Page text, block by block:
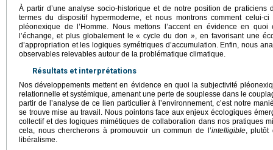
À partir d’une analyse socio-historique et de notre position de
termes du dispositif hypermoderne, et nous montrons comment celui-
pléonexique de l’Homme. Nous mettons l’accent en évidence en
l’échange, et plus globalement le « cycle du don », en favorisant une
d’appropriation et les logiques symétriques d’accumulation. Enfin, nous
observables relevables autour de la problématique climatique.
Résultats et interprétations
Nos développements mettent en évidence en quoi la subjectivité
relationnelle et systémique, amenant une perte de souplesse dans le
partir de l’analyse de ce lien particulier à l’environnement, c’est notre
se trouve mise au travail. Nous pointons face aux enjeux écologiques
collectif et des logiques mimétiques de collaboration dans nos pratiques
cela, nous chercherons à promouvoir un commun de l’intelligible, plutôt
libéralisme.